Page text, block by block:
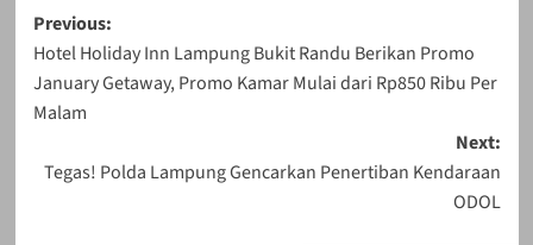
Post
navigation
Previous:
Hotel Holiday Inn Lampung Bukit Randu Berikan Promo
January Getaway, Promo Kamar Mulai dari Rp850 Ribu Per
Malam
Next:
Tegas! Polda Lampung Gencarkan Penertiban Kendaraan
ODOL